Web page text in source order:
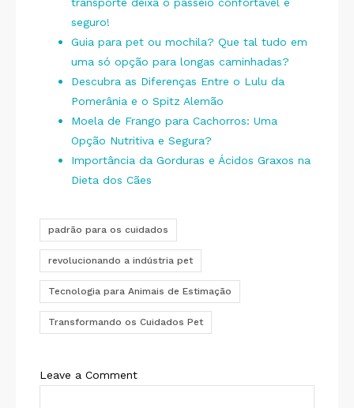
seguro!
Guia para pet ou mochila? Que tal tudo em
uma só opção para longas caminhadas?
Descubra as Diferenças Entre o Lulu da
Pomerânia e o Spitz Alemão
Moela de Frango para Cachorros: Uma
Opção Nutritiva e Segura?
Importância da Gorduras e Ácidos Graxos na
Dieta dos Cães
padrão para os cuidados
revolucionando a indústria pet
Tecnologia para Animais de Estimação
Transformando os Cuidados Pet
Leave a Commenton